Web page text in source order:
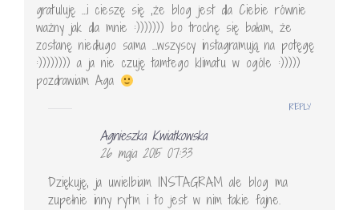
gratuluję …i cieszę się ,że blog jest dla Ciebie równie
ważny jak dla mnie :))))))) bo trochę się bałam, że
zostanę niedługo sama …wszyscy instagramują na potęgę
:)))))))) a ja nie czuję tamtego klimatu w ogóle :)))))
pozdrawiam Aga
Agnieszka Kwiatkowska
26 maja 2015 07:33
Dziękuję, ja uwielbiam INSTAGRAM ale blog ma
zupełnie inny rytm i to jest w nim takie fajne.
REPLY